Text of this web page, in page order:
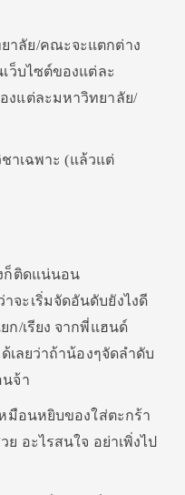
าลัย/คณะจะแตกต่าง
ว็บไซต์ของแต่ละ
งแต่ละมหาวิทยาลัย/
ชาเฉพาะ (แล้วแต่
ก็ติดแน่นอน
จะเริ่มจัดอันดับยังไงดี
/เรียง จากพี่แฮนด์
เลยว่าถ้าน้องๆจัดลำดับ
นจ้า
มือนหยิบของใส่ตะกร้า
อะไรสนใจ อย่าเพิ่งไป